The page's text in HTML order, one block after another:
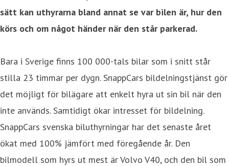
sätt kan uthyrarna bland annat se var bilen är, hur den
körs och om något händer när den står parkerad.
Bara i Sverige finns 100 000-tals bilar som i snitt står
stilla 23 timmar per dygn. SnappCars bildelningstjänst gör
det möjligt för bilägare att enkelt hyra ut sin bil när den
inte används. Samtidigt ökar intresset för bildelning.
SnappCars svenska biluthyrningar har det senaste året
ökat med 100% jämfört med föregående år. Den
bilmodell som hyrs ut mest är Volvo V40, och den bil som